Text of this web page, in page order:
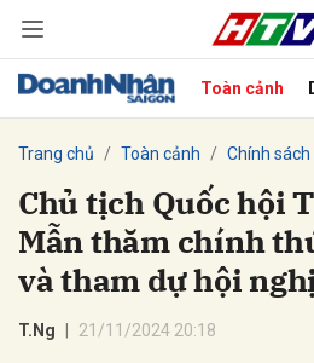
Toàn cảnh
Trang chủ Toàn cảnh Chính sách
Chủ tịch Quốc hội
Mẫn thăm chính
và tham dự hội
T.Ng 21/11/2024 20:18